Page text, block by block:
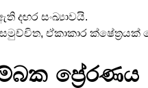
දඟර සංඛ්‍යාවයි.
ඒකාකාර ක්ෂේත්‍රයක්
ප්‍රේරණය